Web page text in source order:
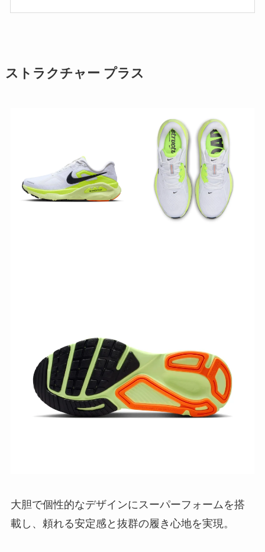
ストラクチャー プラス
大胆で個性的なデザインにスーパーフォームを搭
載し、頼れる安定感と抜群の履き心地を実現。